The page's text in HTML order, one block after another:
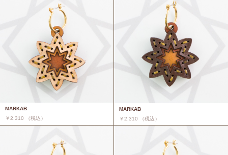
MARKAB
￥2,310 （税込）
MARKAB
￥2,310 （税込）